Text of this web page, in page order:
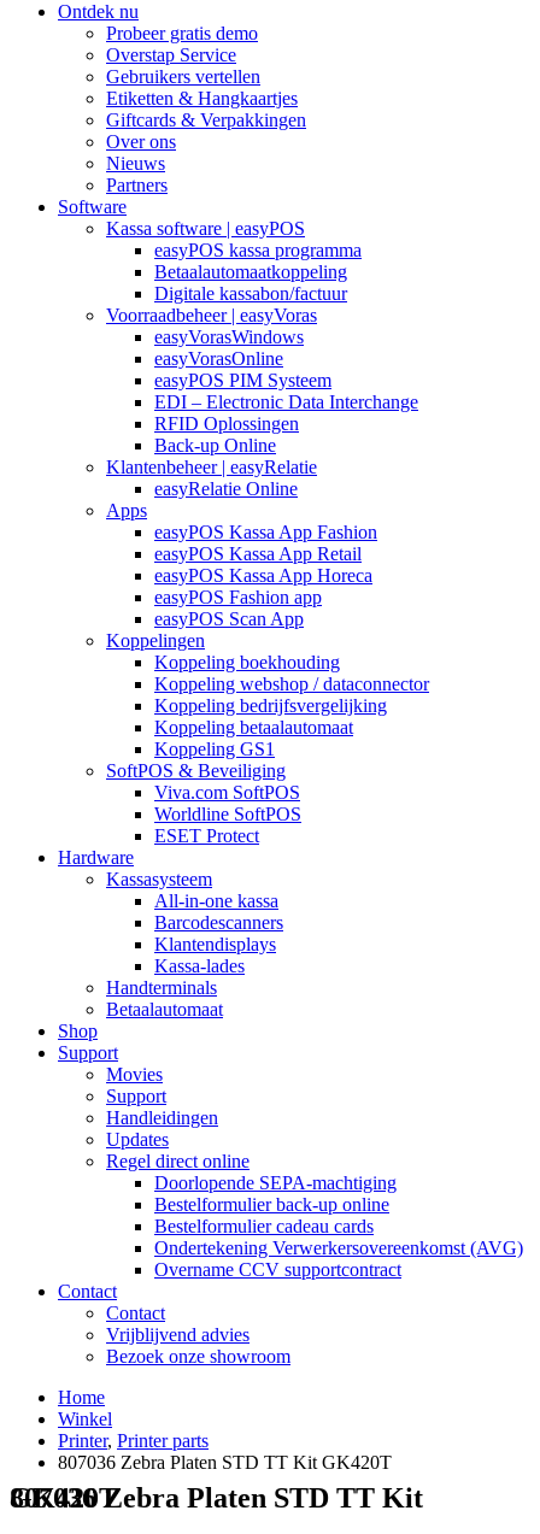
Ontdek nu
Probeer gratis demo
Overstap Service
Gebruikers vertellen
Etiketten & Hangkaartjes
Giftcards & Verpakkingen
Over ons
Nieuws
Partners
Software
Kassa software | easyPOS
easyPOS kassa programma
Betaalautomaatkoppeling
Digitale kassabon/factuur
Voorraadbeheer | easyVoras
easyVorasWindows
easyVorasOnline
easyPOS PIM Systeem
EDI – Electronic Data Interchange
RFID Oplossingen
Back-up Online
Klantenbeheer | easyRelatie
easyRelatie Online
Apps
easyPOS Kassa App Fashion
easyPOS Kassa App Retail
easyPOS Kassa App Horeca
easyPOS Fashion app
easyPOS Scan App
Koppelingen
Koppeling boekhouding
Koppeling webshop / dataconnector
Koppeling bedrijfsvergelijking
Koppeling betaalautomaat
Koppeling GS1
SoftPOS & Beveiliging
Viva.com SoftPOS
Worldline SoftPOS
ESET Protect
Hardware
Kassasysteem
All-in-one kassa
Barcodescanners
Klantendisplays
Kassa-lades
Handterminals
Betaalautomaat
Shop
Support
Movies
Support
Handleidingen
Updates
Regel direct online
Doorlopende SEPA-machtiging
Bestelformulier back-up online
Bestelformulier cadeau cards
Ondertekening Verwerkersovereenkomst (AVG)
Overname CCV supportcontract
Contact
Contact
Vrijblijvend advies
Bezoek onze showroom
Home
Winkel
Printer, Printer parts
807036 Zebra Platen STD TT Kit GK420T
807036 Zebra Platen STD TT Kit GK420T